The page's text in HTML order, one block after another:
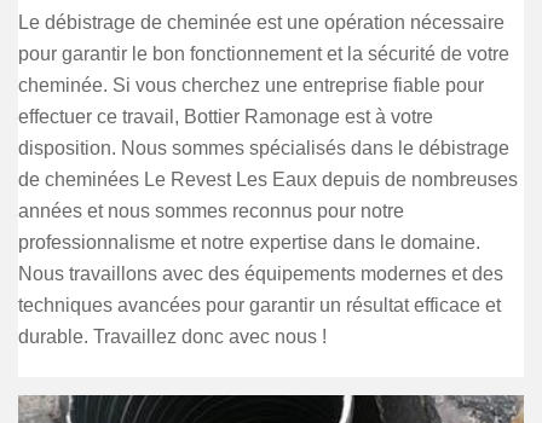
Le débistrage de cheminée est une opération nécessaire
pour garantir le bon fonctionnement et la sécurité de votre
cheminée. Si vous cherchez une entreprise fiable pour
effectuer ce travail, Bottier Ramonage est à votre
disposition. Nous sommes spécialisés dans le débistrage
de cheminées Le Revest Les Eaux depuis de nombreuses
années et nous sommes reconnus pour notre
professionnalisme et notre expertise dans le domaine.
Nous travaillons avec des équipements modernes et des
techniques avancées pour garantir un résultat efficace et
durable. Travaillez donc avec nous !